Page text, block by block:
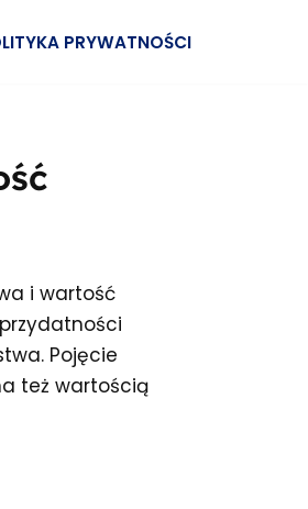
PRYWATNOŚCI
i wartość
Pojęcie
też wartością